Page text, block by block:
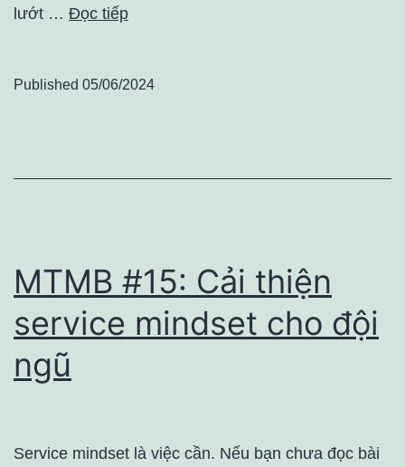
lướt … Đọc tiếp
Published 05/06/2024
MTMB #15: Cải thiện
service mindset cho đội
ngũ
Service mindset là việc cần. Nếu bạn chưa đọc bài